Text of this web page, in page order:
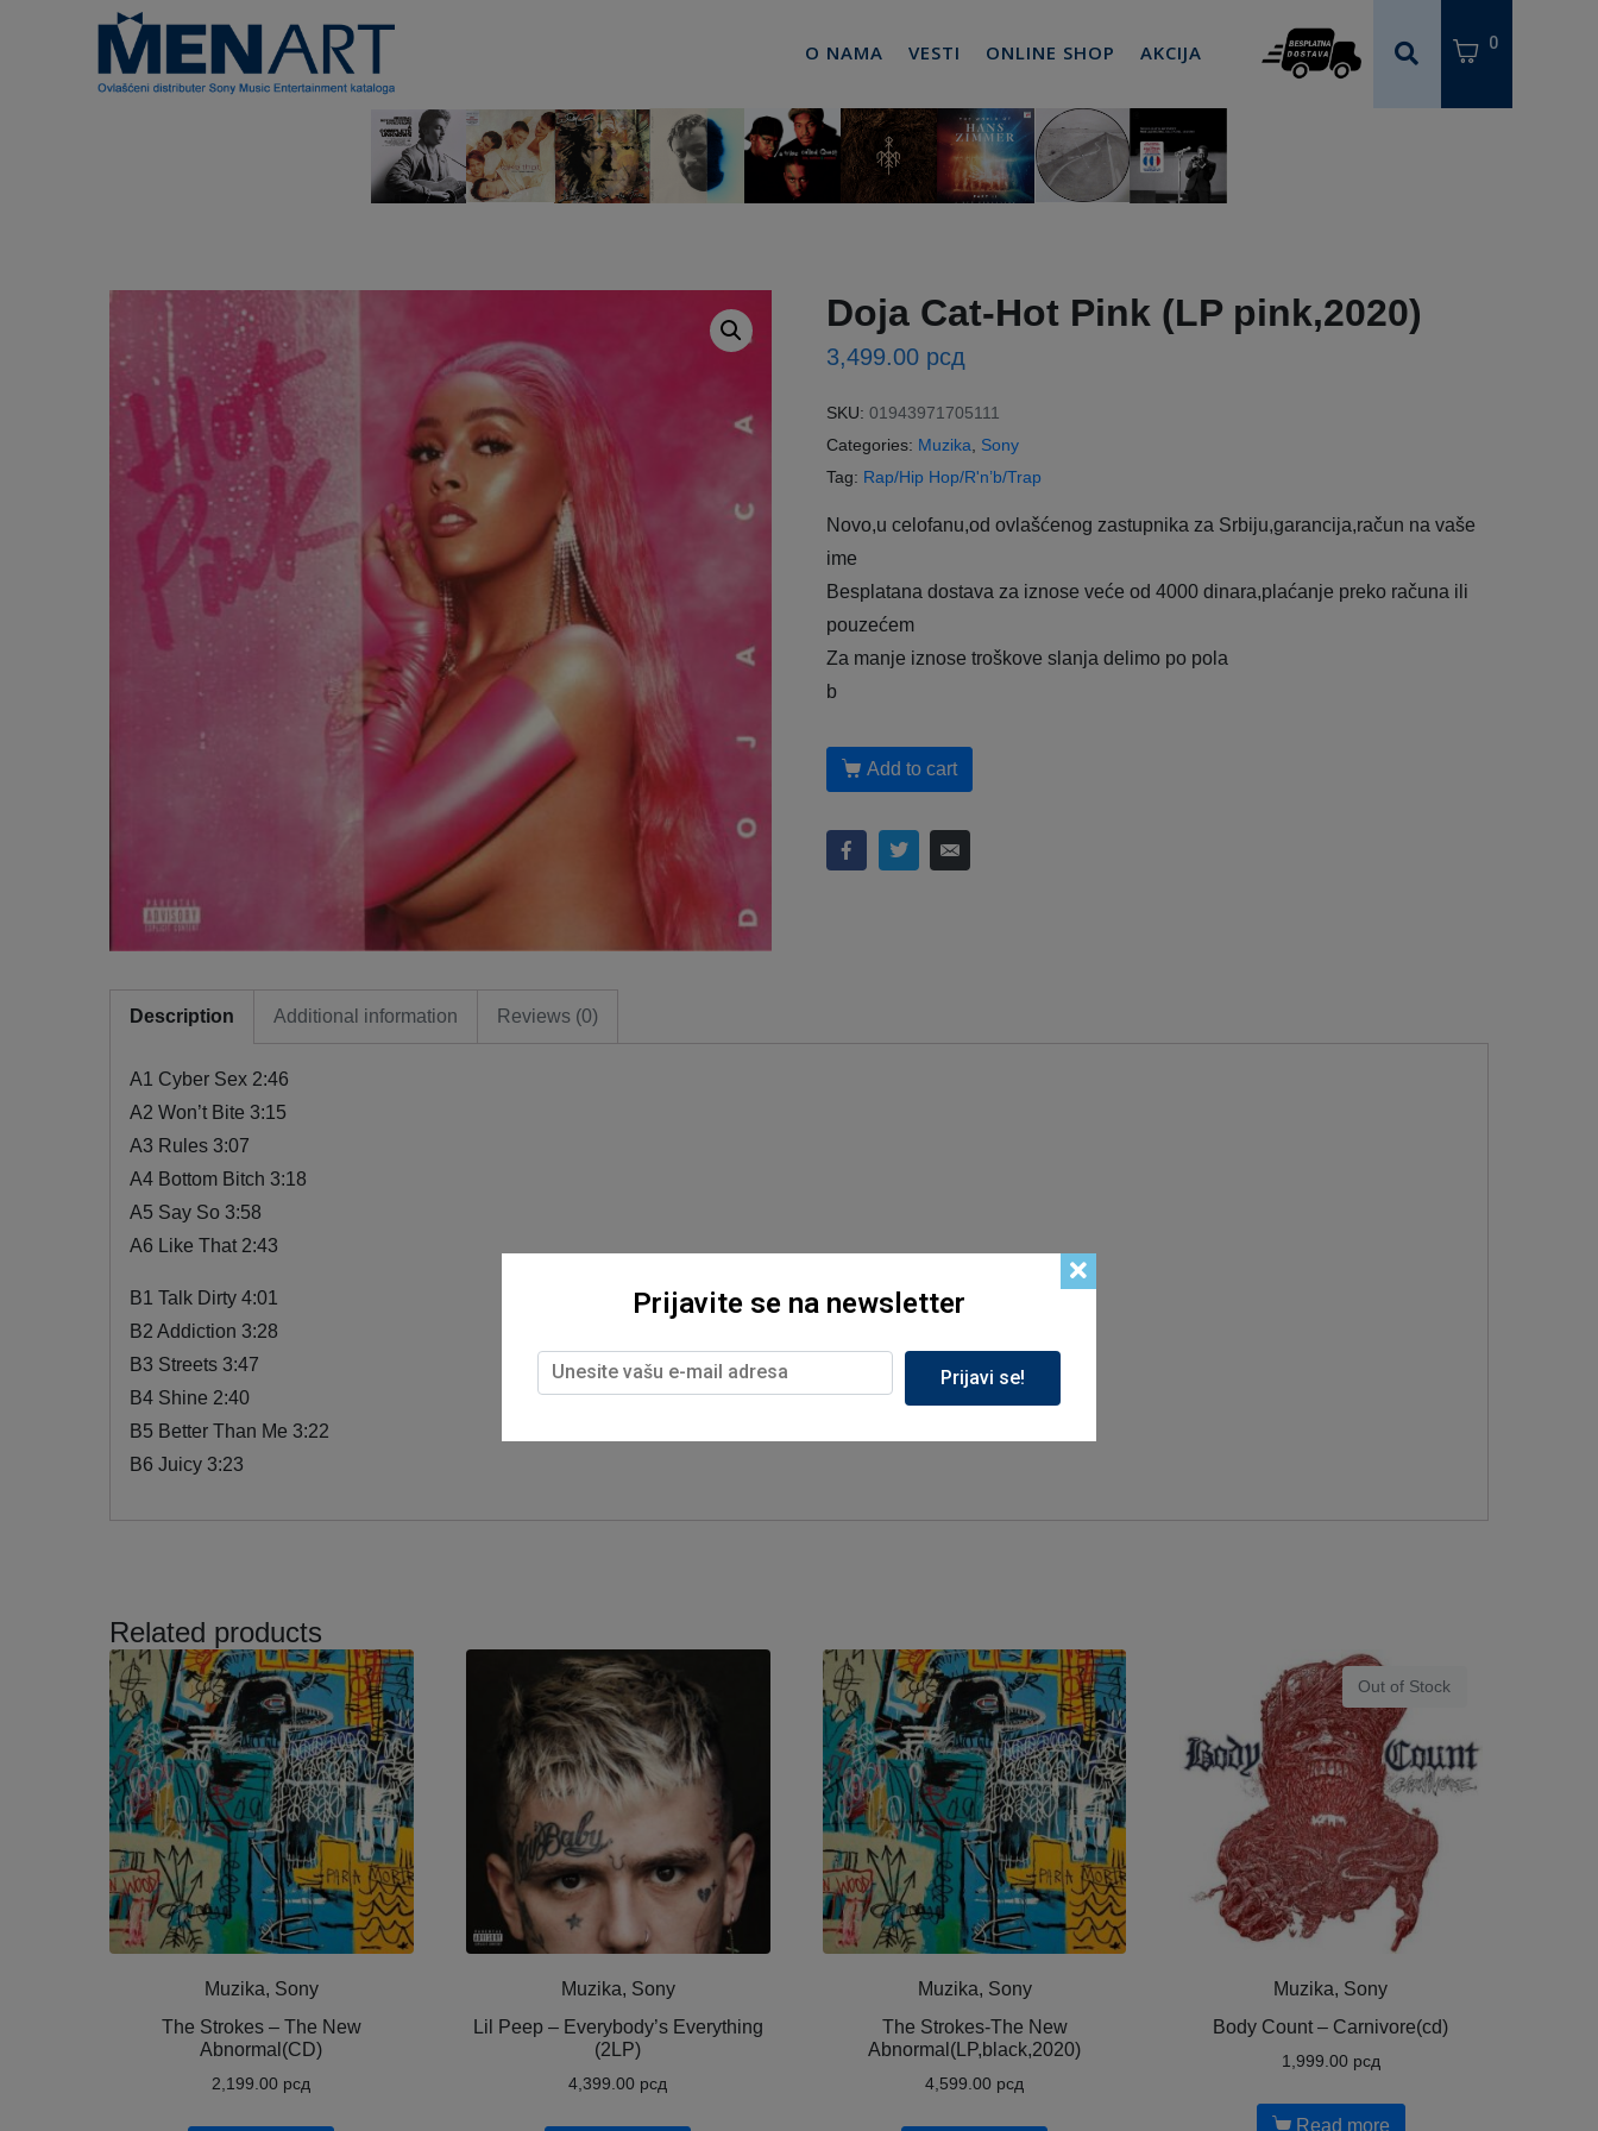
O NAMA VESTI ONLINE SHOP AKCIJA 0
Doja Cat-Hot Pink (LP pink,2020)
3,499.00 рсд
SKU: 01943971705111
Categories: Muzika
Sony
Tag: Rap/Hip Hop/R'n’b/Trap
Novo,u celofanu,od ovlašćenog zastupnika za Srbiju,garancija,račun na vaše
ime
Besplatana dostava za iznose veće od 4000 dinara,plaćanje preko računa ili
pouzećem
Za manje iznose troškove slanja delimo po pola
b
Add to cart
Description Additional information Reviews (0)
A1 Cyber Sex 2:46
A2 Won’t Bite 3:15
A3 Rules 3:07
A4 Bottom Bitch 3:18
A5 Say So 3:58
A6 Like That 2:43
B1 Talk Dirty 4:01
B2 Addiction 3:28
B3 Streets 3:47
B4 Shine 2:40
B5 Better Than Me 3:22
B6 Juicy 3:23
Related products
Muzika, Sony
The Strokes – The New
Abnormal(CD)
2,199.00 рсд
Muzika, Sony
Lil Peep ‎– Everybody’s Everything
(2LP)
4,399.00 рсд
Muzika, Sony
The Strokes-The New
Abnormal(LP,black,2020)
4,599.00 рсд
Out of Stock
Muzika, Sony
Body Count ‎– Carnivore(cd)
1,999.00 рсд
Read more
Prijavite se na newsletter
Prijavi se!